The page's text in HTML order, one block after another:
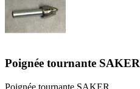
Poignée tournante SAKER
Poignée tournante SAKER